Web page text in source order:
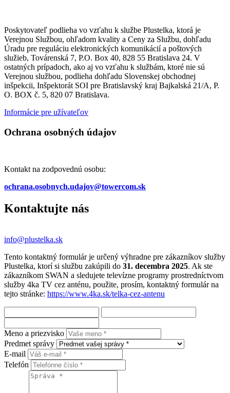
Poskytovateľ podlieha vo vzťahu k službe Plustelka, ktorá je
Verejnou Službou, ohľadom kvality a Ceny za Službu, dohľadu
Úradu pre reguláciu elektronických komunikácií a poštových
služieb, Továrenská 7, P.O. Box 40, 828 55 Bratislava 24. V
ostatných prípadoch, ako aj vo vzťahu k službám, ktoré nie sú
Verejnou službou, podlieha dohľadu Slovenskej obchodnej
inšpekcii, Inšpektorát SOI pre Bratislavský kraj Bajkalská 21/A, P.
O. BOX č. 5, 820 07 Bratislava.
Informácie pre užívateľov
Ochrana osobných údajov
Kontakt na zodpovednú osobu:
ochrana.osobnych.udajov@towercom.sk
Kontaktujte nás
info@plustelka.sk
Tento kontaktný formulár je určený výhradne pre zákazníkov služby
Plustelka, ktorí si službu zakúpili do 31. decembra 2025. Ak ste
zákazníkom SWAN a sledujete televízne programy prostredníctvom
služby 4ka TV cez anténu, použite, prosím, kontaktný formulár na
tejto stránke: https://www.4ka.sk/telka-cez-antenu
Meno a priezvisko
Predmet správy
E-mail
Telefón